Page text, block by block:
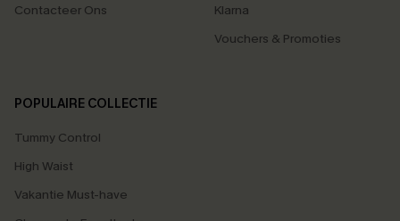
Contacteer Ons
Klarna
Vouchers & Promoties
POPULAIRE COLLECTIE
Tummy Control
High Waist
Vakantie Must-have